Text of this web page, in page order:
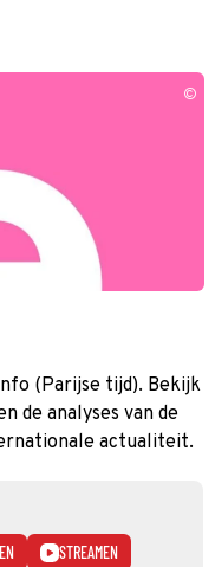
©
(Parijse tijd). Bekijk
de analyses van de
actualiteit.
STREAMEN